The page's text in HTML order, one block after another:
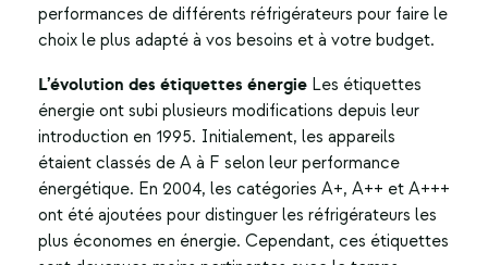
performances de différents réfrigérateurs pour faire le
choix le plus adapté à vos besoins et à votre budget.
L’évolution des étiquettes énergie Les étiquettes
énergie ont subi plusieurs modifications depuis leur
introduction en 1995. Initialement, les appareils
étaient classés de A à F selon leur performance
énergétique. En 2004, les catégories A+, A++ et A+++
ont été ajoutées pour distinguer les réfrigérateurs les
plus économes en énergie. Cependant, ces étiquettes